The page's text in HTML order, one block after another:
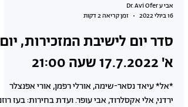
אבי ע Dr. Avi Ofer
16 ביולי 2022
זמן קריאה 2 דקות
סדר יום לישיבת המזכירות, יום
א' 17.7.2022 שעה 21:00
*אל* עיאד נסאר-שימה, אורלי רפמן, אורי אפנצלר
ירדני, אלי אקסלרוד, אבי עופר. ועדת בחירות: בעז